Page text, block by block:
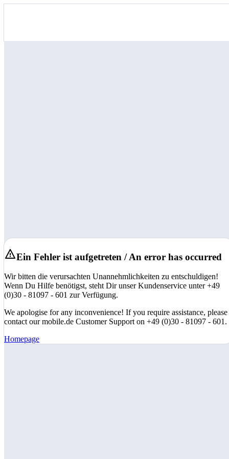
Ein Fehler ist aufgetreten / An error has occurred
Wir bitten die verursachten Unannehmlichkeiten zu entschuldigen!
Wenn Du Hilfe benötigst, steht Dir unser Kundenservice unter +49
(0)30 - 81097 - 601 zur Verfügung.
We apologise for any inconvenience! If you require assistance, please
contact our mobile.de Customer Support on +49 (0)30 - 81097 - 601.
Homepage